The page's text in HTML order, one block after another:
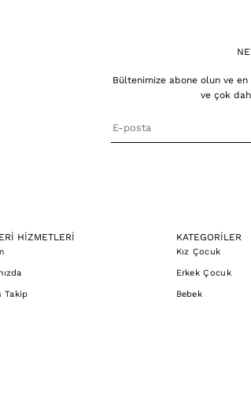
Bültenimize abone olun ve
ve çok
HİZMETLERİ
Takip
KATEGORİLER
Kız Çocuk
Erkek Çocuk
Bebek